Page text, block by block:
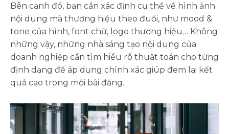
Bên cạnh đó, bạn cần xác định cụ thể về hình ảnh
nội dung mà thương hiệu theo đuổi, như mood &
tone của hình, font chữ, logo thương hiệu… Không
những vậy, những nhà sáng tạo nội dung của
doanh nghiệp cần tìm hiểu rõ thuật toán cho từng
định dạng để áp dụng chính xác giúp đem lại kết
quả cao trong mỗi bài đăng.